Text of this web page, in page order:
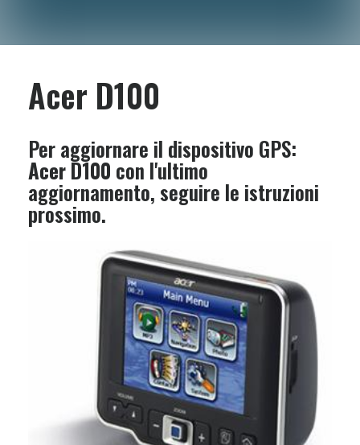
Acer D100
Per aggiornare il dispositivo GPS:
Acer D100 con l'ultimo
aggiornamento, seguire le istruzioni
prossimo.